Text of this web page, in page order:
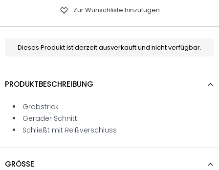
Zur Wunschliste hinzufügen
Dieses Produkt ist derzeit ausverkauft und nicht verfügbar.
PRODUKTBESCHREIBUNG
Grobstrick
Gerader Schnitt
Schließt mit Reißverschluss
GRÖSSE